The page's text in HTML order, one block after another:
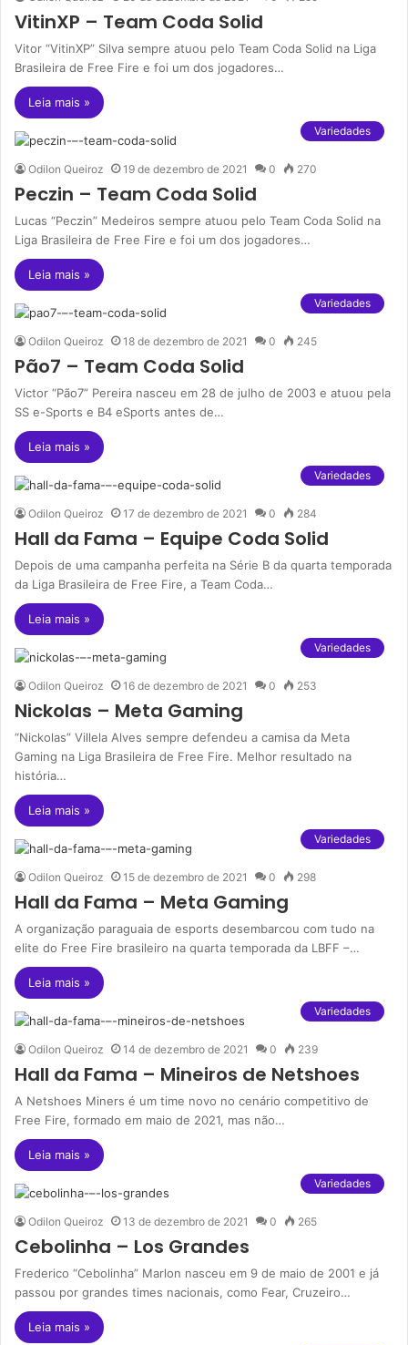
VitinXP – Team Coda Solid
Vitor “VitinXP” Silva sempre atuou pelo Team Coda Solid na Liga
Brasileira de Free Fire e foi um dos jogadores…
Leia mais »
Variedades
Odilon Queiroz 19 de dezembro de 2021 0 270
Peczin – Team Coda Solid
Lucas “Peczin” Medeiros sempre atuou pelo Team Coda Solid na
Liga Brasileira de Free Fire e foi um dos jogadores…
Leia mais »
Variedades
Odilon Queiroz 18 de dezembro de 2021 0 245
Pão7 – Team Coda Solid
Victor “Pão7” Pereira nasceu em 28 de julho de 2003 e atuou pela
SS e-Sports e B4 eSports antes de…
Leia mais »
Variedades
Odilon Queiroz 17 de dezembro de 2021 0 284
Hall da Fama – Equipe Coda Solid
Depois de uma campanha perfeita na Série B da quarta temporada
da Liga Brasileira de Free Fire, a Team Coda…
Leia mais »
Variedades
Odilon Queiroz 16 de dezembro de 2021 0 253
Nickolas – Meta Gaming
“Nickolas” Villela Alves sempre defendeu a camisa da Meta
Gaming na Liga Brasileira de Free Fire. Melhor resultado na
história…
Leia mais »
Variedades
Odilon Queiroz 15 de dezembro de 2021 0 298
Hall da Fama – Meta Gaming
A organização paraguaia de esports desembarcou com tudo na
elite do Free Fire brasileiro na quarta temporada da LBFF –…
Leia mais »
Variedades
Odilon Queiroz 14 de dezembro de 2021 0 239
Hall da Fama – Mineiros de Netshoes
A Netshoes Miners é um time novo no cenário competitivo de
Free Fire, formado em maio de 2021, mas não…
Leia mais »
Variedades
Odilon Queiroz 13 de dezembro de 2021 0 265
Cebolinha – Los Grandes
Frederico “Cebolinha” Marlon nasceu em 9 de maio de 2001 e já
passou por grandes times nacionais, como Fear, Cruzeiro…
Leia mais »